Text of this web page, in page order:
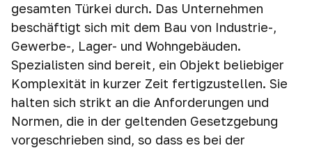
gesamten Türkei durch. Das Unternehmen
beschäftigt sich mit dem Bau von Industrie-,
Gewerbe-, Lager- und Wohngebäuden.
Spezialisten sind bereit, ein Objekt beliebiger
Komplexität in kurzer Zeit fertigzustellen. Sie
halten sich strikt an die Anforderungen und
Normen, die in der geltenden Gesetzgebung
vorgeschrieben sind, so dass es bei der